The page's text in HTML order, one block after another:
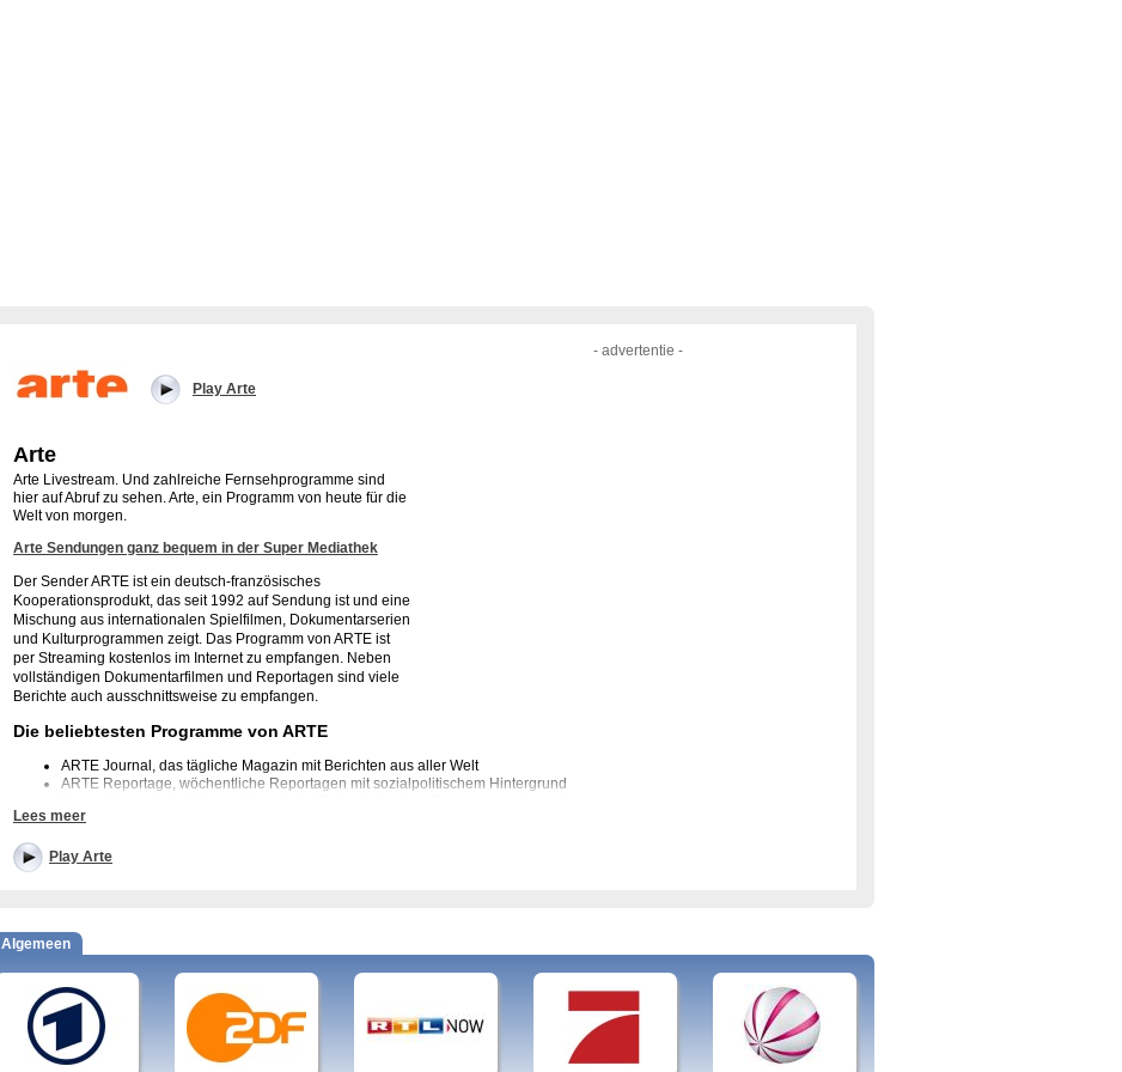
- advertentie -
Play Arte
Arte
Arte Livestream. Und zahlreiche Fernsehprogramme sind
hier auf Abruf zu sehen. Arte, ein Programm von heute für die
Welt von morgen.
Arte Sendungen ganz bequem in der Super Mediathek
Der Sender ARTE ist ein deutsch-französisches
Kooperationsprodukt, das seit 1992 auf Sendung ist und eine
Mischung aus internationalen Spielfilmen, Dokumentarserien
und Kulturprogrammen zeigt. Das Programm von ARTE ist
per Streaming kostenlos im Internet zu empfangen. Neben
vollständigen Dokumentarfilmen und Reportagen sind viele
Berichte auch ausschnittsweise zu empfangen.
Die beliebtesten Programme von ARTE
ARTE Journal, das tägliche Magazin mit Berichten aus aller Welt
ARTE Reportage, wöchentliche Reportagen mit sozialpolitischem Hintergrund
Yourope, ein neues interaktives Format, bei dem das Publikum in selbstgedrehten Videobotschaften Stellung zu den
Karambolage, wöchentliches Kulturmagazin
ARTE zu sehen sind, ehe sie in der ARD oder ZDF gezeigt werden
Frühere erfolgreiche Formate von ARTE:
Die Tudors, Borgen, Chic, Die Kennedys, Breaking Bad
Weitere Programme von ARTE:
Lees meer
Play Arte
Algemeen